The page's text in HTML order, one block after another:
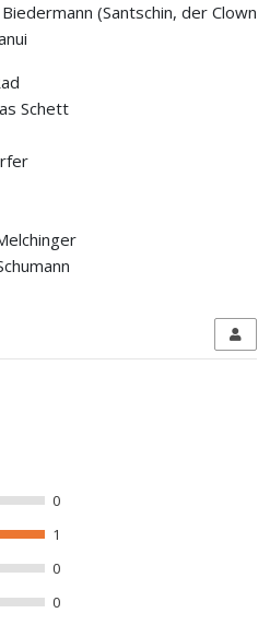
(Santschin, der Clown
Schett
0
1
0
0